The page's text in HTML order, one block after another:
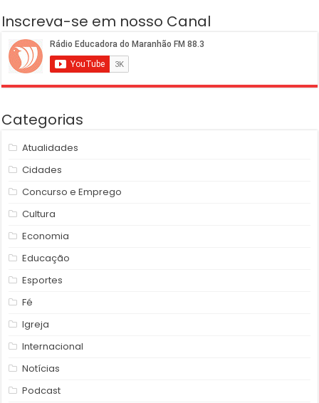
Inscreva-se em nosso Canal
Categorias
Atualidades
Cidades
Concurso e Emprego
Cultura
Economia
Educação
Esportes
Fé
Igreja
Internacional
Notícias
Podcast